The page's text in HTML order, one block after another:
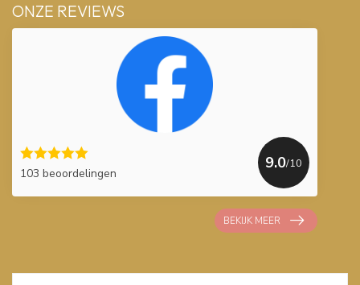
ONZE REVIEWS
103 beoordelingen
9.0/10
BEKIJK MEER